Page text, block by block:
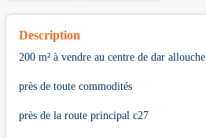
Description
200 m² à vendre au centre de dar allouche
près de toute commodités
près de la route principal c27